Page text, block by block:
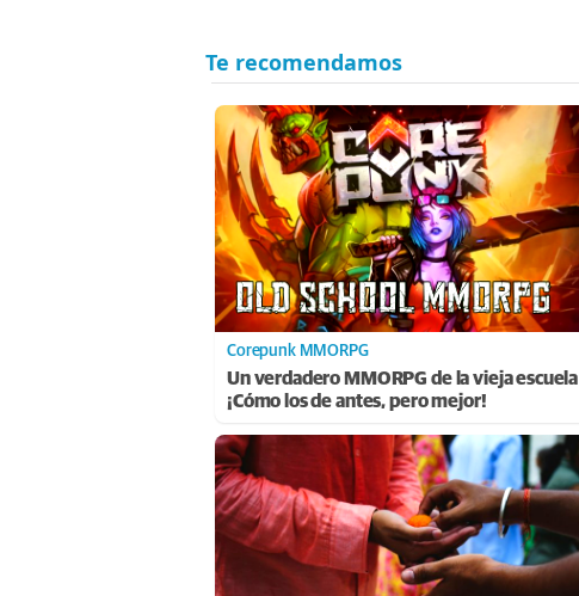
Corepunk MMORPG
Un verdadero MMORPG de la vieja escuela
¡Cómo los de antes, pero mejor!